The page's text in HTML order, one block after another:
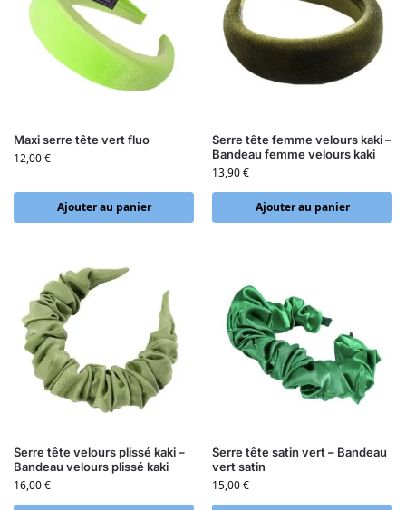
Maxi serre tête vert fluo
12,00€
Ajouter au panier
Serre tête femme velours kaki –
Bandeau femme velours kaki
13,90€
Ajouter au panier
Serre tête velours plissé kaki –
Bandeau velours plissé kaki
16,00€
Serre tête satin vert – Bandeau
vert satin
15,00€